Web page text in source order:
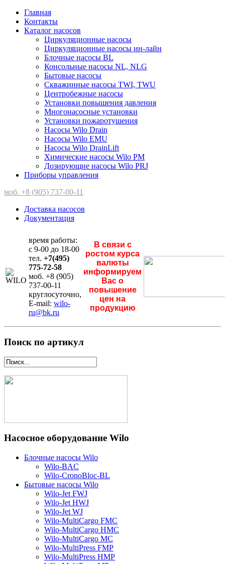
Главная
Контакты
Каталог насосов
Циркуляционные насосы
Циркуляционные насосы ин-лайн
Блочные насосы BL
Консольные насосы NL, NLG
Бытовые насосы
Скважинные насосы TWI, TWU
Центробежные насосы
Установки повышения давления
Многонасосные установки
Установки пожаротушения
Насосы Wilo Drain
Насосы Wilo EMU
Насосы Wilo DrainLift
Химические насосы Wilo PM
Дозирующие насосы Wilo PRJ
Приборы управления
моб. +8 (905) 737-00-11
Доставка насосов
Документация
время работы:
с 9-00 до 18-00
тел. +7(495)
775-72-58
моб. +8 (905)
737-00-11
круглосуточно,
E-mail: wilo-
ru@bk.ru
В связи с
ростом курса
валюты
информируем
Вас о
повышение
цен на
продукцию
Поиск по артикул
Насосное оборудование Wilo
Блочные насосы Wilo
Wilo-BAC
Wilo-CronoBloc-BL
Бытовые насосы Wilo
Wilo-Jet FWJ
Wilo-Jet HWJ
Wilo-Jet WJ
Wilo-MultiCargo FMC
Wilo-MultiCargo HMC
Wilo-MultiCargo MC
Wilo-MultiPress FMP
Wilo-MultiPress HMP